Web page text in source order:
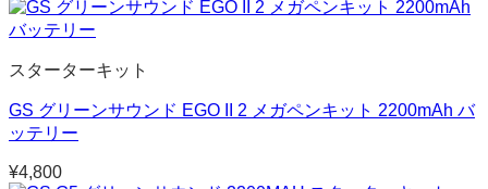
スターターキット
GS グリーンサウンド EGO II 2 メガペンキット 2200mAh バ
ッテリー
¥4,800